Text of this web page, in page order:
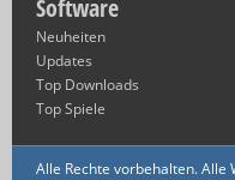
Software
Neuheiten
Updates
Top Downloads
Top Spiele
Alle Rechte vorbehalten.